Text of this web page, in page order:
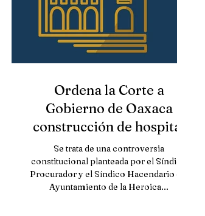
Ordena la Corte a
Gobierno de Oaxaca
construcción de hospital
Se trata de una controversia
constitucional planteada por el Síndico
Procurador y el Síndico Hacendario del
Ayuntamiento de la Heroica...